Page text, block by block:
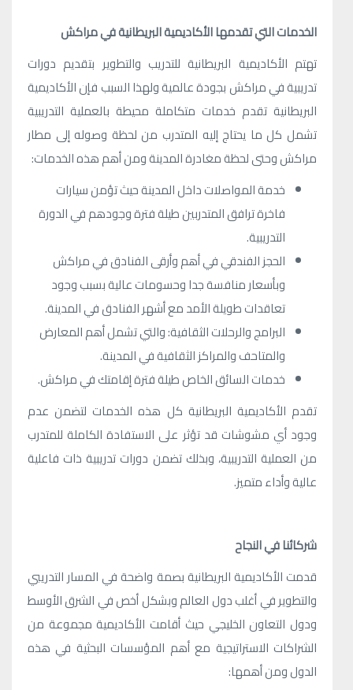
الخدمات التي تقدمها الأكاديمية البريطانية في مراكش
تهتم الأكاديمية البريطانية للتدريب والتطوير بتقديم دورات
تدريبية في مراكش بجودة عالمية ولهذا السبب فإن الأكاديمية
البريطانية تقدم خدمات متكاملة محيطة بالعملية التدريبية
تشمل كل ما يحتاج إليه المتدرب من لحظة وصوله إلى مطار
مراكش وحتى لحظة مغادرة المدينة ومن أهم هذه الخدمات:
خدمة المواصلات داخل المدينة حيث تؤمن سيارات
فاخرة ترافق المتدربين طيلة فترة وجودهم في الدورة
التدريبية.
الحجز الفندقي في أهم وأرقى الفنادق في مراكش
وبأسعار منافسة جدا وحسومات عالية بسبب وجود
تعاقدات طويلة الأمد مع أشهر الفنادق في المدينة.
البرامج والرحلات الثقافية: والتي تشمل أهم المعارض
والمتاحف والمراكز الثقافية في المدينة.
خدمات السائق الخاص طيلة فترة إقامتك في مراكش.
تقدم الأكاديمية البريطانية كل هذه الخدمات لتضمن عدم
وجود أي مشوشات قد تؤثر على الاستفادة الكاملة للمتدرب
من العملية التدريبية، وبذلك تضمن دورات تدريبية ذات فاعلية
عالية وأداء متميز.
شركائنا في النجاح
قدمت الأكاديمية البريطانية بصمة واضحة في المسار التدريبي
والتطوير في أغلب دول العالم وبشكل أخص في الشرق الأوسط
ودول التعاون الخليجي حيث أقامت الأكاديمية مجموعة من
الشراكات الاستراتيجية مع أهم المؤسسات البحثية في هذه
الدول ومن أهمها: